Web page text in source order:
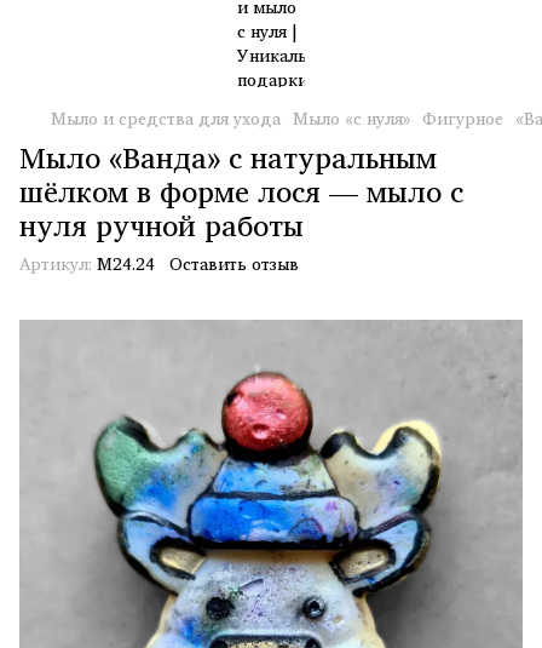
Мыло и средства для ухода Мыло «с нуля» Фигурное
Мыло «Ванда» с натуральным
шёлком в форме лося — мыло с
нуля ручной работы
Артикул: М24.24 Оставить отзыв